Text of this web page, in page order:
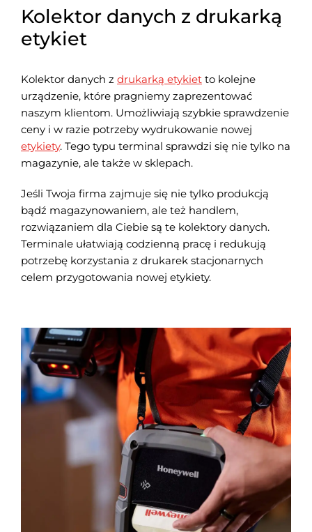
Kolektor danych z drukarką
etykiet
Kolektor danych z drukarką etykiet to kolejne
urządzenie, które pragniemy zaprezentować
naszym klientom. Umożliwiają szybkie sprawdzenie
ceny i w razie potrzeby wydrukowanie nowej
etykiety. Tego typu terminal sprawdzi się nie tylko na
magazynie, ale także w sklepach.
Jeśli Twoja firma zajmuje się nie tylko produkcją
bądź magazynowaniem, ale też handlem,
rozwiązaniem dla Ciebie są te kolektory danych.
Terminale ułatwiają codzienną pracę i redukują
potrzebę korzystania z drukarek stacjonarnych
celem przygotowania nowej etykiety.